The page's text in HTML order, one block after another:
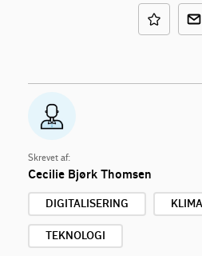
Skrevet af:
Cecilie Bjørk Thomsen
DIGITALISERING KLIMA
TEKNOLOGI